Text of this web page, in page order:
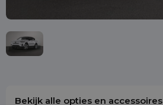
Bekijk alle opties en accessoires